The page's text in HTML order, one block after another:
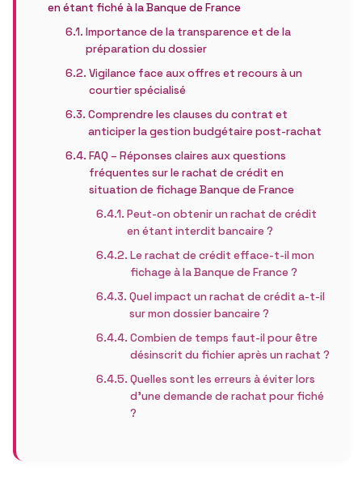
en étant fiché à la Banque de France
Importance de la transparence et de la
préparation du dossier
Vigilance face aux offres et recours à un
courtier spécialisé
Comprendre les clauses du contrat et
anticiper la gestion budgétaire post-rachat
FAQ – Réponses claires aux questions
fréquentes sur le rachat de crédit en
situation de fichage Banque de France
Peut-on obtenir un rachat de crédit
en étant interdit bancaire ?
Le rachat de crédit efface-t-il mon
fichage à la Banque de France ?
Quel impact un rachat de crédit a-t-il
sur mon dossier bancaire ?
Combien de temps faut-il pour être
désinscrit du fichier après un rachat ?
Quelles sont les erreurs à éviter lors
d’une demande de rachat pour fiché
?